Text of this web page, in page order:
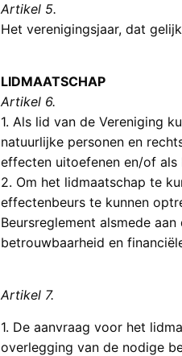
Artikel 5.
Het verenigingsjaar, dat
LIDMAATSCHAP
Artikel 6.
1. Als lid van de Vereniging
natuurlijke personen en
effecten uitoefenen en/of als
2. Om het lidmaatschap te
effectenbeurs te kunnen
Beursreglement alsmede
betrouwbaarheid en
Artikel 7.
1. De aanvraag voor het
overlegging van de nodige